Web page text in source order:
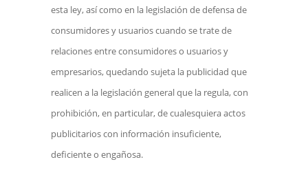
esta ley, así como en la legislación de defensa de
consumidores y usuarios cuando se trate de
relaciones entre consumidores o usuarios y
empresarios, quedando sujeta la publicidad que
realicen a la legislación general que la regula, con
prohibición, en particular, de cualesquiera actos
publicitarios con información insuficiente,
deficiente o engañosa.